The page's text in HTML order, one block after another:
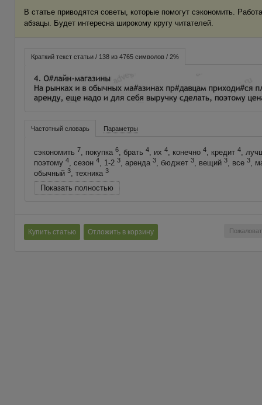
В статье приводятся советы, которые помогут сэкономить.
абзацы. Будет интересна широкому кругу читателей.
Краткий текст статьи / 138 из 4765 символов / 2%
Частотный словарь Параметры
сэкономить 7 , покупка 6, брать 4, их 4, конечно 4, кредит 4,
поэтому 4, сезон 4, 1-2 3, аренда 3, бюджет 3, вещий 3, все 3,
обычный 3, техника 3
Показать полностью
Купить статью Отложить в корзину